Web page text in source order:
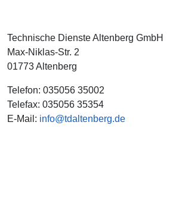
Technische Dienste Altenberg GmbH
Max-Niklas-Str. 2
01773 Altenberg
Telefon: 035056 35002
Telefax: 035056 35354
E-Mail: info@tdaltenberg.de